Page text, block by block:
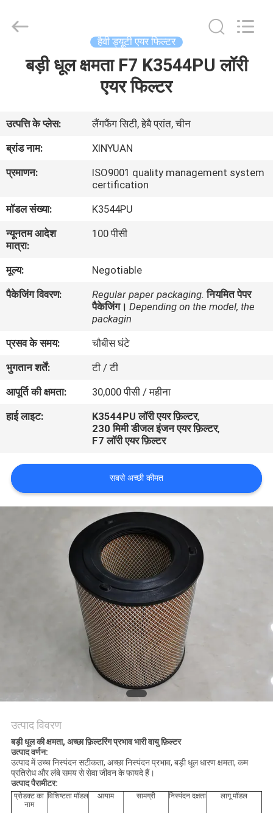
हमारे
बारे
कारखाना
भ्रमण
गुणवत्ता
संपर्क
करें
एक
विनती
करे
आपूर्तिकर्ता.
Copyright
industrialairfiltercartridge.com.
हैवी ड्यूटी एयर फिल्टर
बड़ी धूल क्षमता F7 K3544PU लॉरी
एयर फिल्टर
उत्पत्ति के प्लेस:
लैंगफैंग सिटी, हेबै प्रांत, चीन
ब्रांड नाम:
XINYUAN
प्रमाणन:
ISO9001 quality management system
certification
मॉडल संख्या:
K3544PU
न्यूनतम आदेश
मात्रा:
100 पीसी
मूल्य:
Negotiable
पैकेजिंग विवरण:
Regular paper packaging. नियमित पेपर
पैकेजिंग। Depending on the model, the
packagin
प्रसव के समय:
चौबीस घंटे
भुगतान शर्तें:
टी / टी
आपूर्ति की क्षमता:
30,000 पीसी / महीना
हाई लाइट:
K3544PU लॉरी एयर फ़िल्टर,
230 मिमी डीजल इंजन एयर फ़िल्टर,
F7 लॉरी एयर फ़िल्टर
सबसे अच्छी कीमत
उत्पाद विवरण
बड़ी धूल की क्षमता, अच्छा फ़िल्टरिंग प्रभाव भारी वायु फ़िल्टर
उत्पाद वर्णन:
उत्पाद में उच्च निस्पंदन सटीकता, अच्छा निस्पंदन प्रभाव, बड़ी धूल धारण क्षमता, कम
प्रतिरोध और लंबे समय से सेवा जीवन के फायदे हैं।
उत्पाद पैरामीटर:
प्रोडक्ट का
नाम
विशिष्टता मॉडल आयाम सामग्री निस्पंदन दक्षता लागू मॉडल